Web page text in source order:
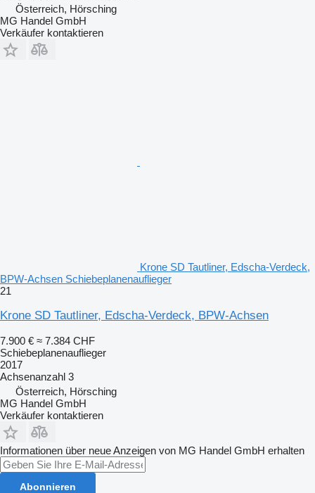
Österreich, Hörsching
MG Handel GmbH
Verkäufer kontaktieren
Krone SD Tautliner, Edscha-Verdeck,
BPW-Achsen Schiebeplanenauflieger
21
Krone SD Tautliner, Edscha-Verdeck, BPW-Achsen
7.900 € ≈ 7.384 CHF
Schiebeplanenauflieger
2017
Achsenanzahl 3
Österreich, Hörsching
MG Handel GmbH
Verkäufer kontaktieren
Informationen über neue Anzeigen von MG Handel GmbH erhalten
Abonnieren